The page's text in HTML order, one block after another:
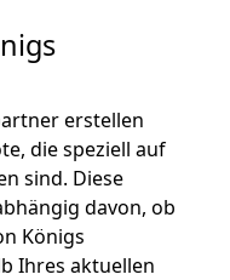
erstellen
die speziell auf
sind. Diese
davon, ob
Königs
Ihres aktuellen